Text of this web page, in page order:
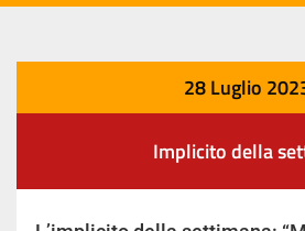
28 Luglio
Implicito della